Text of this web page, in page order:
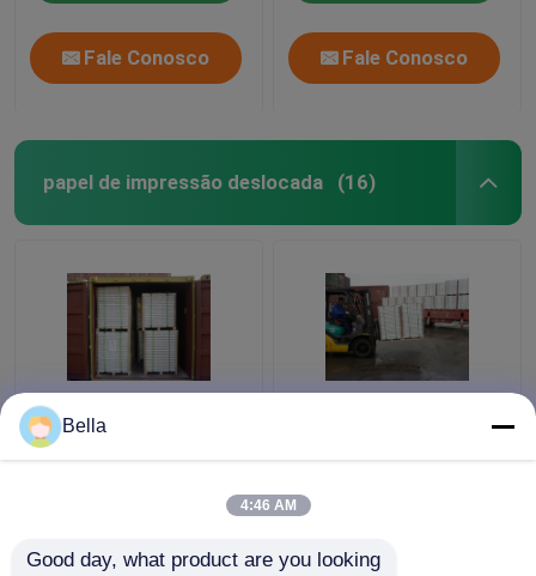
Fale Conosco Fale Conosco
papel de impressão deslocada (16)
impressora de papel
imprimindo deslocada
para a impressora
Bella
4:46 AM
Good day, what product are you looking